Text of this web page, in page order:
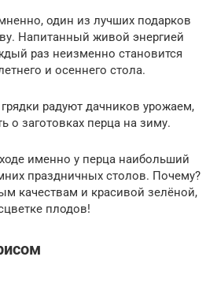
один из лучших подарков
Напитанный живой энергией
раз неизменно становится
и осеннего стола.
радуют дачников урожаем,
о заготовках перца на зиму.
именно у перца наибольший
праздничных столов. Почему?
качествам и красивой зелёной,
плодов!